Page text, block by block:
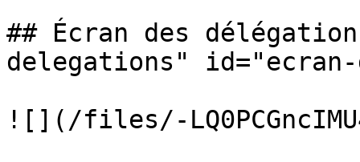
## Écran des
delegations"
![](/files/-